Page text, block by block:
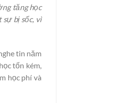
tăng học
bị sốc, vì
tin năm
tốn kém,
học phí và